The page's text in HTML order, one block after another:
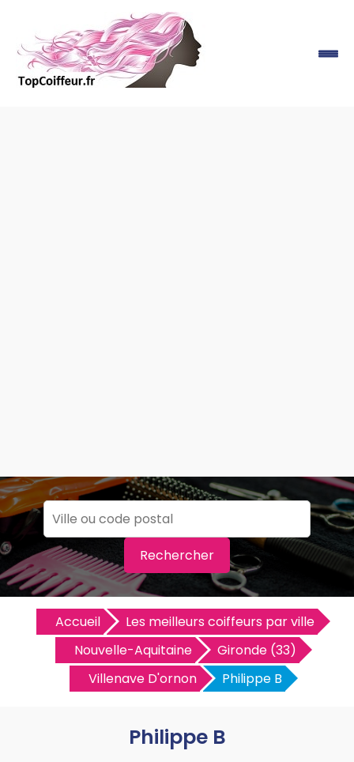
Rechercher
Accueil
Les meilleurs coiffeurs par ville
Nouvelle-Aquitaine
Gironde (33)
Villenave D'ornon
Philippe B
Philippe B